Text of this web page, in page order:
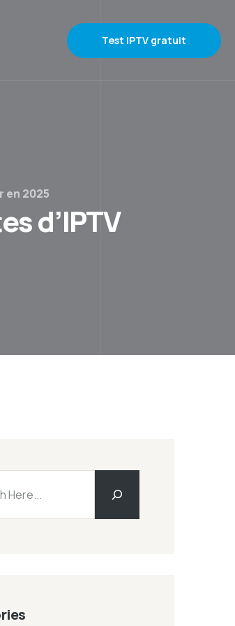
Test IPTV gratuit
en 2025
d’IPTV